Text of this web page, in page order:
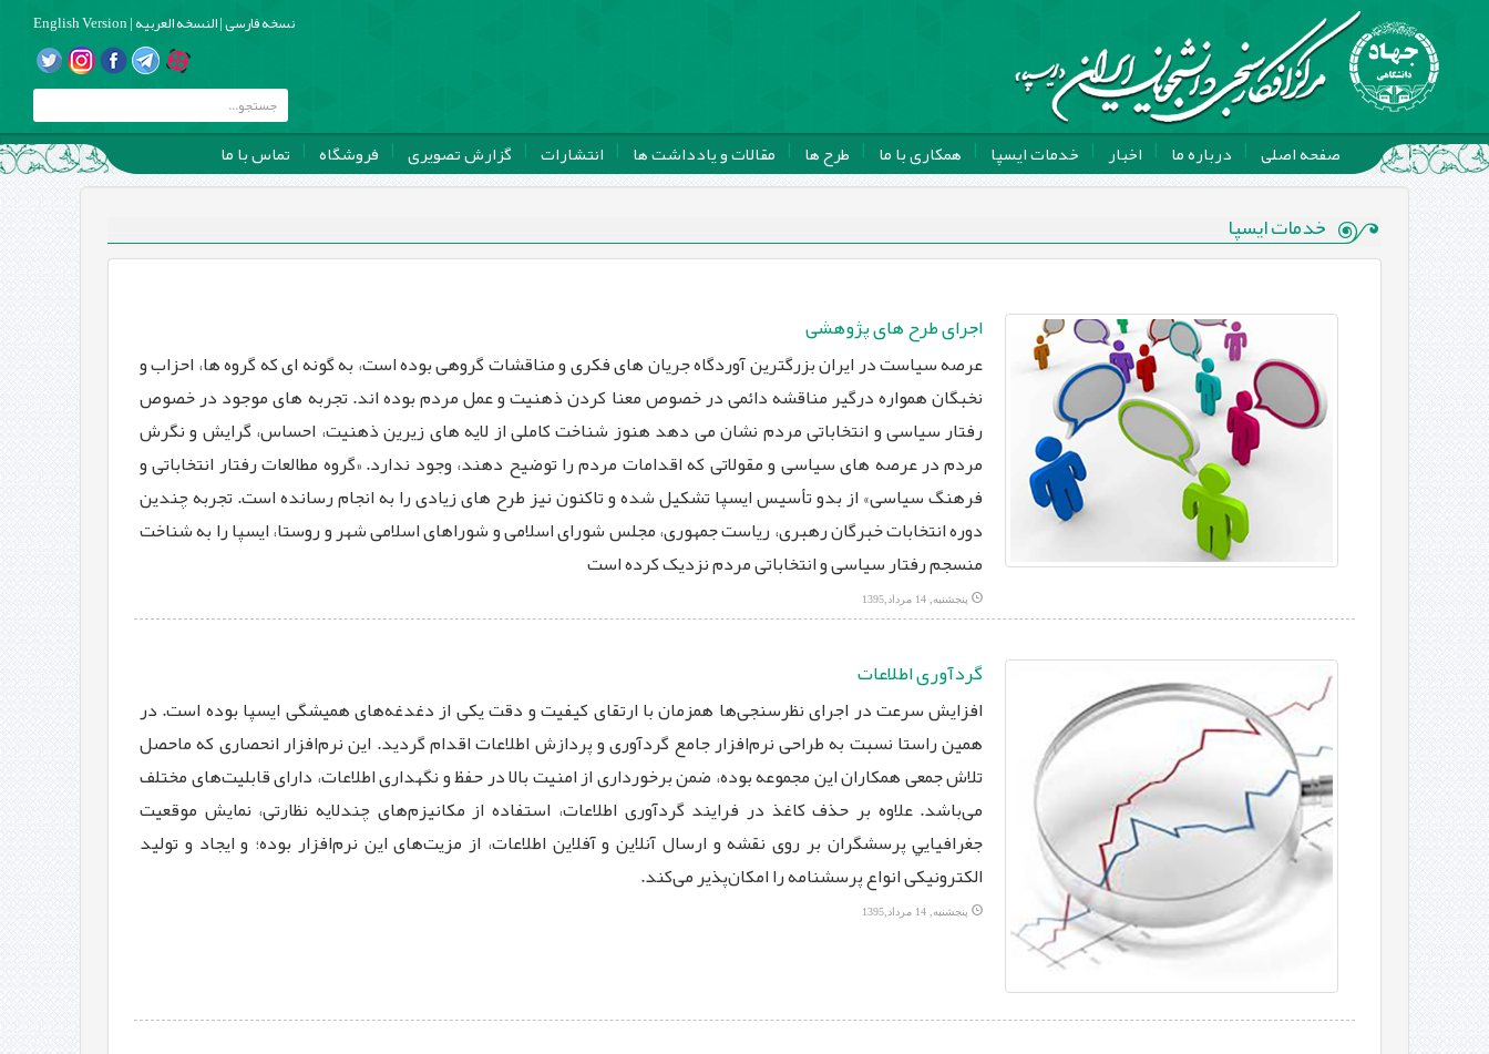
نسخه فارسی|النسخه العربیه|
English Version
صفحه اصلی درباره ما اخبار خدمات ایسپا همکاری با ما طرح ها مقالات و یادداشت ها انتشارات گزارش تصویری فروشگاه تماس با ما
خدمات ایسپا
اجرای طرح های پژوهشی
عرصه سیاست در ایران بزرگترین آوردگاه جریان های فکری و مناقشات گروهی بوده است، به گونه ای که گروه ها، احزاب و
نخبگان همواره درگیر مناقشه دائمی در خصوص معنا کردن ذهنیت و عمل مردم بوده اند. تجربه های موجود در خصوص
رفتار سیاسی و انتخاباتی مردم نشان می دهد هنوز شناخت کاملی از لایه های زیرین ذهنیت، احساس، گرایش و نگرش
مردم در عرصه های سیاسی و مقولاتی که اقدامات مردم را توضیح دهند، وجود ندارد. «گروه مطالعات رفتار انتخاباتی و
فرهنگ سیاسی» از بدو تأسیس ایسپا تشکیل شده و تاکنون نیز طرح های زیادی را به انجام رسانده است. تجربه چندین
دوره انتخابات خبرگان رهبری، ریاست جمهوری، مجلس شورای اسلامی و شوراهای اسلامی شهر و روستا، ایسپا را به شناخت
منسجم رفتار سیاسی و انتخاباتی مردم نزدیک کرده است
پنجشنبه, 14 مرداد,1395
گردآوری اطلاعات
افزایش سرعت در اجرای نظرسنجی‌ها همزمان با ارتقای کیفیت و دقت یکی از دغدغه‌های همیشگی ایسپا بوده است. در
همین راستا نسبت به طراحی نرم‌افزار جامع گردآوری و پردازش اطلاعات اقدام گردید. این نرم‌افزار انحصاری که ماحصل
تلاش جمعی همکاران این مجموعه بوده، ضمن برخورداری از امنیت بالا در حفظ و نگهداری اطلاعات، دارای قابلیت‌های مختلف
می‌باشد. علاوه بر حذف کاغذ در فرایند گردآوری اطلاعات، استفاده از مکانیزم‌های چندلایه نظارتی، نمایش موقعيت
جغرافيايي پرسشگران بر روی نقشه و ارسال آنلاين و آفلاین اطلاعات، از مزیت‌های این نرم‌افزار بوده؛ و ايجاد و توليد
الكترونيكی انواع پرسشنامه را امکان‌پذیر می‌کند.
پنجشنبه, 14 مرداد,1395